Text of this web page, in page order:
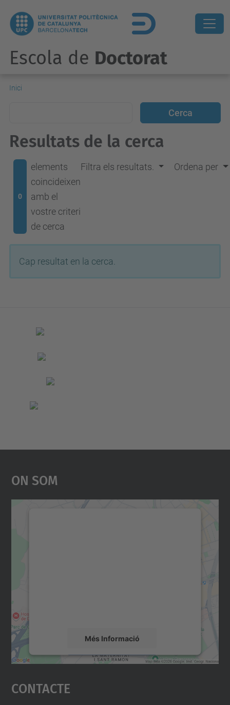
Escola de Doctorat
Inici
Resultats de la cerca
0
elements
coincideixen
amb el
vostre criteri
de cerca
Filtra els resultats. Ordena per
Cap resultat en la cerca.
On Som
Més Informació
Accepta
powered by
Contacte